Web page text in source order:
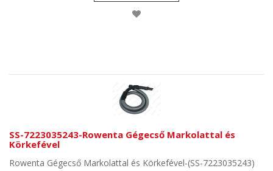
SS-7223035243-Rowenta Gégecső Markolattal és
Körkefével
Rowenta Gégecső Markolattal és Körkefével-(SS-7223035243)